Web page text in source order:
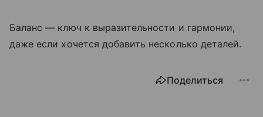
Баланс — ключ к выразительности и гармонии,
даже если хочется добавить несколько деталей.
Поделиться